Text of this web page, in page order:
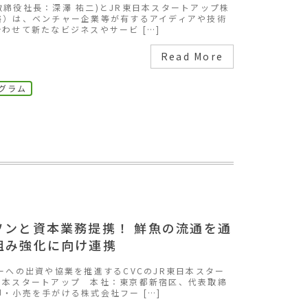
役社長：深澤 祐二)とJR東日本スタートアップ株
は、ベンチャー企業等が有するアイディアや技術
せて新たなビジネスやサービ […]
Read More
ラム
と資本業務提携！ 鮮魚の流通を通
強化に向け連携
の出資や協業を推進するCVCのJR東日本スター
スタートアップ 本社：東京都新宿区、代表取締
小売を手がける株式会社フー […]